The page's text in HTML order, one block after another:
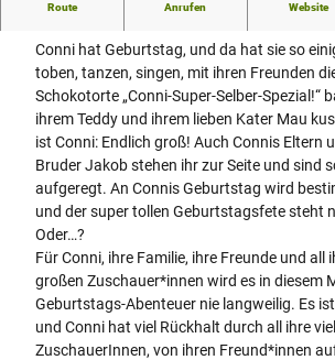
Route Anrufen Website
Conni hat Geburtstag, und da hat sie so
toben, tanzen, singen, mit ihren Freunden
Schokotorte „Conni-Super-Selber-Spezial!“
ihrem Teddy und ihrem lieben Kater Mau
ist Conni: Endlich groß! Auch Connis Eltern
Bruder Jakob stehen ihr zur Seite und sind
aufgeregt. An Connis Geburtstag wird
und der super tollen Geburtstagsfete steht
Oder…?
Für Conni, ihre Familie, ihre Freunde und all
großen Zuschauer*innen wird es in diesem
Geburtstags-Abenteuer nie langweilig. Es
und Conni hat viel Rückhalt durch all ihre
ZuschauerInnen, von ihren Freund*innen